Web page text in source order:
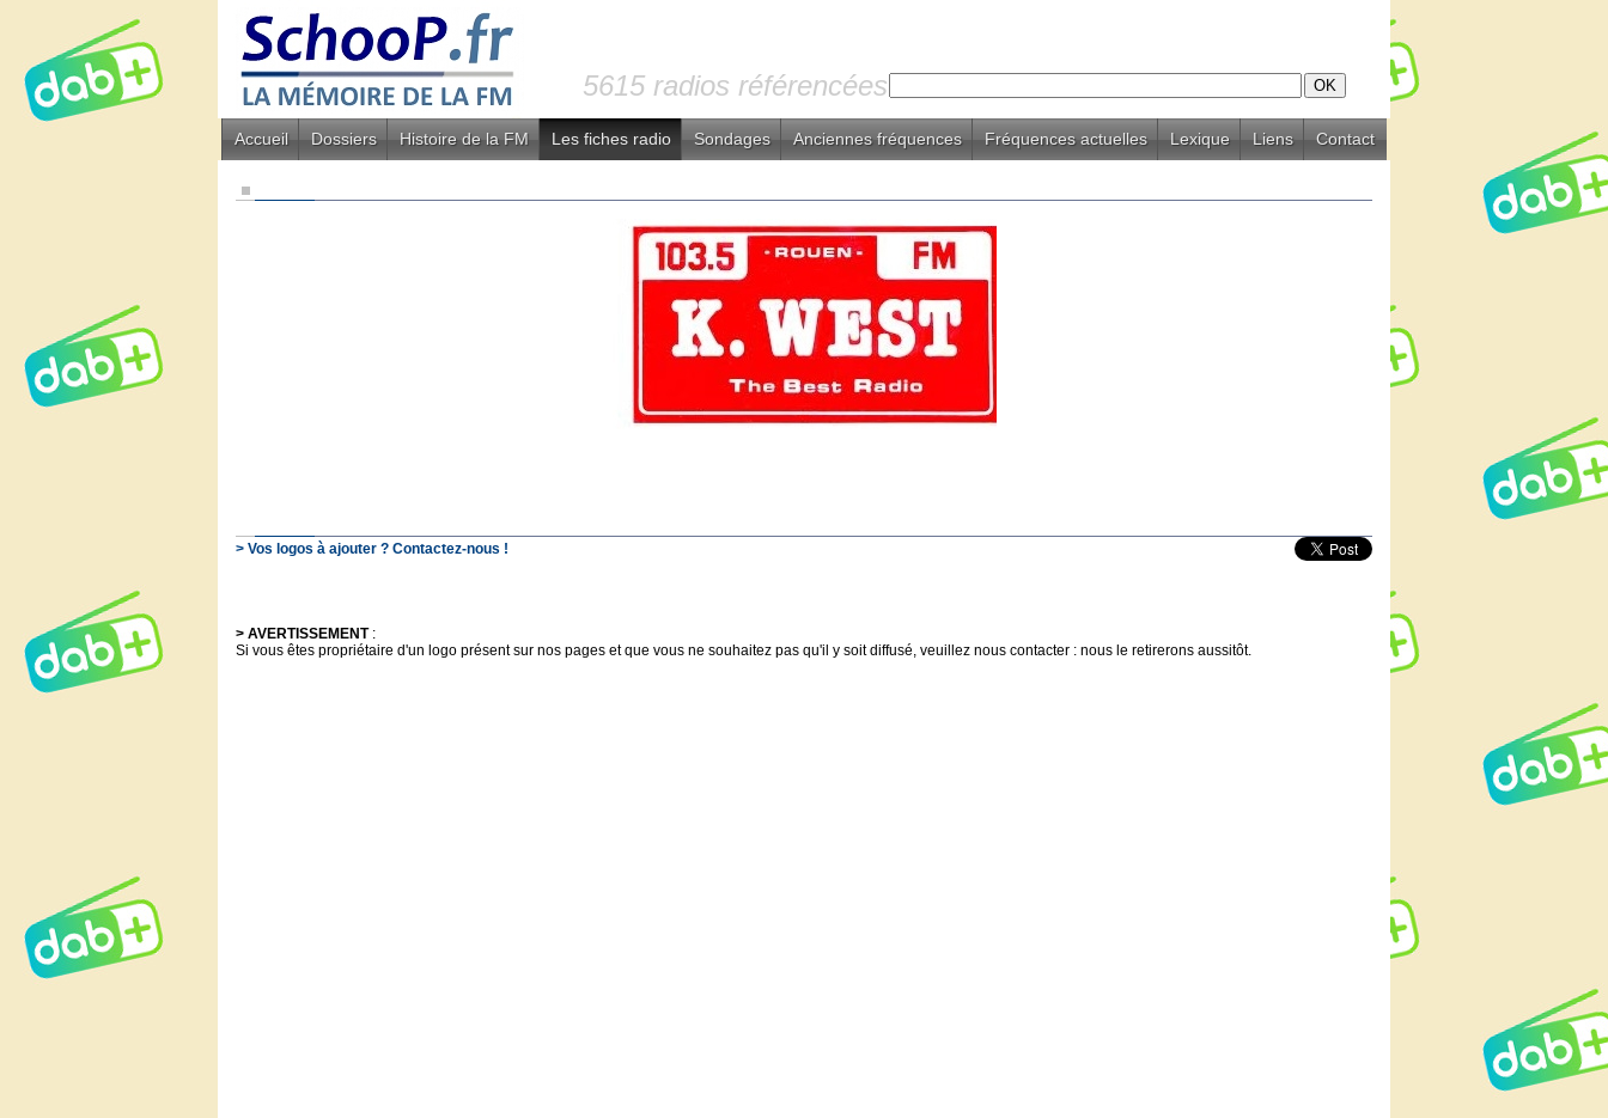
5615 radios référencées
Accueil Dossiers Histoire de la FM Les fiches radio Sondages Anciennes fréquences Fréquences actuelles Lexique Liens Contact
> Vos logos à ajouter ? Contactez-nous !
> AVERTISSEMENT:
Si vous êtes propriétaire d'un logo présent sur nos pages et que vous ne souhaitez pas qu'il y soit diffusé, veuillez nous contacter : nous le retirerons aussitôt.